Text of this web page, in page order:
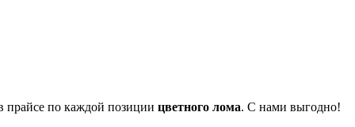
прайсе по каждой позиции цветного лома. С нами выгодно!